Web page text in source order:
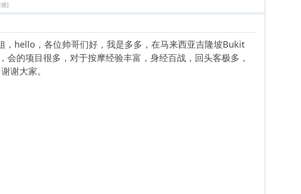
]
，hello，各位帅哥们好，我是多多，在马来西亚吉隆坡Bukit
的项目很多，对于按摩经验丰富，身经百战，回头客极多，
谢大家。